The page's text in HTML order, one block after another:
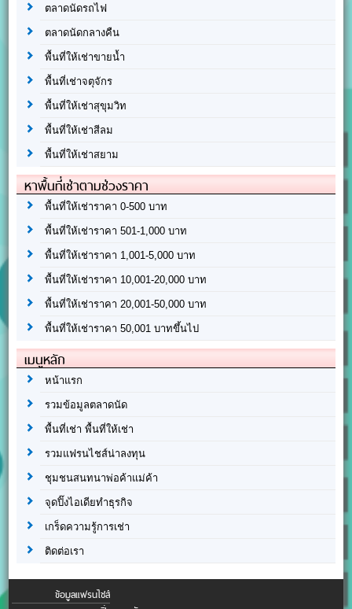
ตลาดนัดรถไฟ
ตลาดนัดกลางคืน
พื้นที่ให้เช่าขายน้ำ
พื้นที่เช่าจตุจักร
พื้นที่ให้เช่าสุขุมวิท
พื้นที่ให้เช่าสีลม
พื้นที่ให้เช่าสยาม
หาพื้นที่เช่าตามช่วงราคา
พื้นที่ให้เช่าราคา 0-500 บาท
พื้นที่ให้เช่าราคา 501-1,000 บาท
พื้นที่ให้เช่าราคา 1,001-5,000 บาท
พื้นที่ให้เช่าราคา 10,001-20,000 บาท
พื้นที่ให้เช่าราคา 20,001-50,000 บาท
พื้นที่ให้เช่าราคา 50,001 บาทขึ้นไป
เมนูหลัก
หน้าแรก
รวมข้อมูลตลาดนัด
พื้นที่เช่า พื้นที่ให้เช่า
รวมแฟรนไชส์น่าลงทุน
ชุมชนสนทนาพ่อค้าแม่ค้า
จุดปิ๊งไอเดียทำธุรกิจ
เกร็ดความรู้การเช่า
ติดต่อเรา
ข้อมูลแฟรนไชส์